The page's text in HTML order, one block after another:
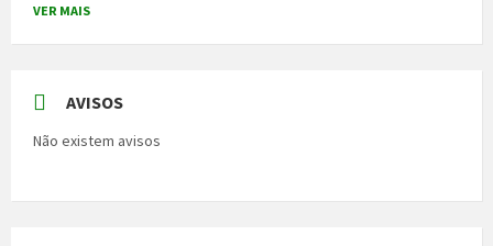
VER MAIS
AVISOS
Não existem avisos